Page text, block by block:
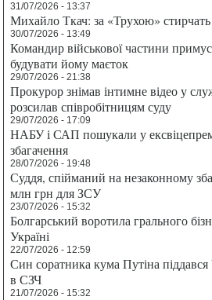
31/07/2026 - 13:37
Михайло Ткач: за «Трухою» стирчать
30/07/2026 - 13:49
Командир військової частини
будувати йому маєток
29/07/2026 - 21:38
Прокурор знімав інтимне відео у
розсилав співробітницям суду
29/07/2026 - 17:09
НАБУ і САП пошукали у
збагачення
28/07/2026 - 19:48
Суддя, спійманий на незаконному
млн грн для ЗСУ
23/07/2026 - 15:32
Болгарський воротила грального
Україні
22/07/2026 - 12:59
Син соратника кума Путіна піддався
в СЗЧ
21/07/2026 - 15:32